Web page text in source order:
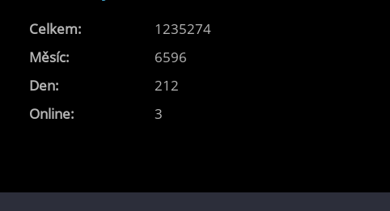
Online: 3
Celkem:
1235274
Měsíc:
6596
Den:
212